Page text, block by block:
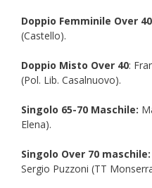
Doppio Femminile Over 40
(Castello).
Doppio Misto Over 40:
(Pol. Lib. Casalnuovo).
Singolo 65-70 Maschile:
Elena).
Singolo Over 70 maschile:
Sergio Puzzoni (TT